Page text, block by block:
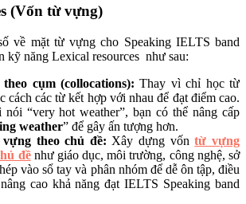
(Vốn từ vựng)
về mặt từ vựng cho Speaking IELTS band
kỹ năng Lexical resources như sau:
cụm (collocations): Thay vì chỉ học từ
cách các từ kết hợp với nhau để đạt điểm cao.
“very hot weather”, bạn có thể nâng cấp
weather” để gây ấn tượng hơn.
theo chủ đề: Xây dựng vốntừ vựng
đềnhư giáo dục, môi trường, công nghệ, sở
vào sổ tay và phân nhóm để dễ ôn tập, điều
cao khả năng đạt IELTS Speaking band